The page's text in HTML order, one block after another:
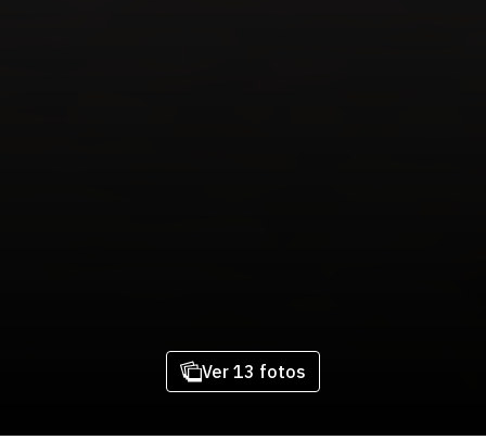
Ver 13 fotos